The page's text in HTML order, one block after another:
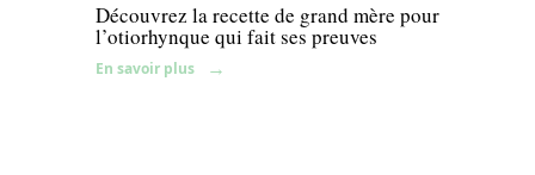
Découvrez la recette de grand mère pour
l’otiorhynque qui fait ses preuves
En savoir plus